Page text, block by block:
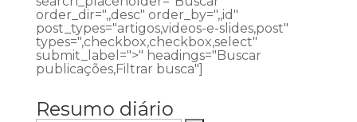
order_dir=",,desc" order_by=",,id"
post_types="artigos,videos-e-slides,post"
types=",checkbox,checkbox,select"
submit_label=">" headings="Buscar
publicações,Filtrar busca"]
Resumo diário